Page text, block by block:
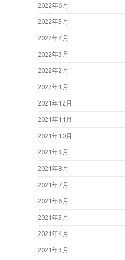
2022年6月
2022年5月
2022年4月
2022年3月
2022年2月
2022年1月
2021年12月
2021年11月
2021年10月
2021年9月
2021年8月
2021年7月
2021年6月
2021年5月
2021年4月
2021年3月